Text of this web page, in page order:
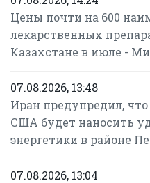
Цены почти на 600
лекарственных
Казахстане в июле -
07.08.2026, 13:48
Иран предупредил,
США будет наносить
энергетики в районе
07.08.2026, 13:04